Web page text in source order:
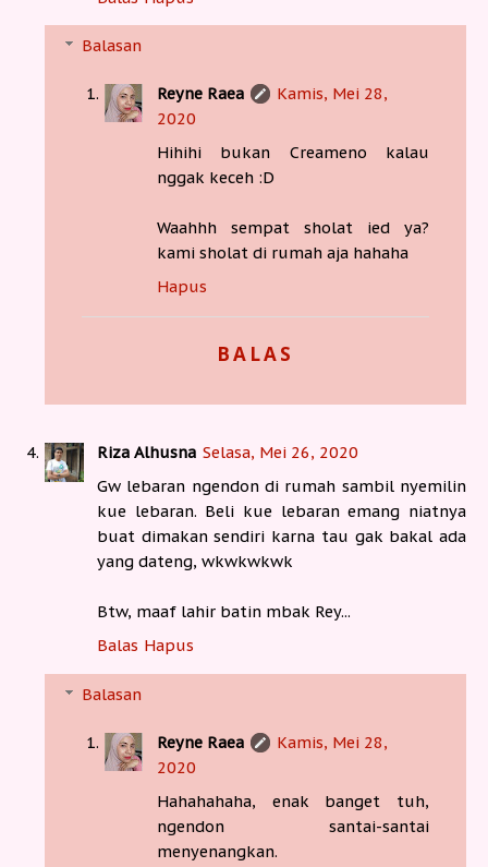
Balasan
Reyne Raea
Kamis, Mei 28,
2020
Hihihi bukan Creameno kalau
nggak keceh :D
Waahhh sempat sholat ied ya?
kami sholat di rumah aja hahaha
Hapus
BALAS
Riza Alhusna Selasa, Mei 26, 2020
Gw lebaran ngendon di rumah sambil nyemilin
kue lebaran. Beli kue lebaran emang niatnya
buat dimakan sendiri karna tau gak bakal ada
yang dateng, wkwkwkwk
Btw, maaf lahir batin mbak Rey...
Balas Hapus
Balasan
Reyne Raea
Kamis, Mei 28,
2020
Hahahahaha, enak banget tuh,
ngendon santai-santai
menyenangkan.